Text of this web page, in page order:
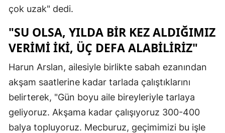
çok uzak" dedi.
"SU OLSA, YILDA BİR KEZ ALDIĞIMIZ
VERİMİ İKİ, ÜÇ DEFA ALABİLİRİZ"
Harun Arslan, ailesiyle birlikte sabah ezanından
akşam saatlerine kadar tarlada çalıştıklarını
belirterek, "Gün boyu aile bireyleriyle tarlaya
geliyoruz. Akşama kadar çalışıyoruz 300-400
balya topluyoruz. Mecburuz, geçimimizi bu işle